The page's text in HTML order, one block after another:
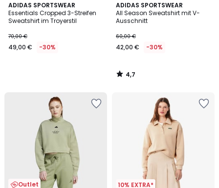
ADIDAS SPORTSWEAR
Essentials Cropped 3-Streifen
Sweatshirt im Troyerstil
70,00 €
49,00 € -30%
ADIDAS SPORTSWEAR
All Season Sweatshirt mit V-
Ausschnitt
60,00 €
42,00 € -30%
4,7
/ 5
4,7
/
Outlet 10% EXTRA*